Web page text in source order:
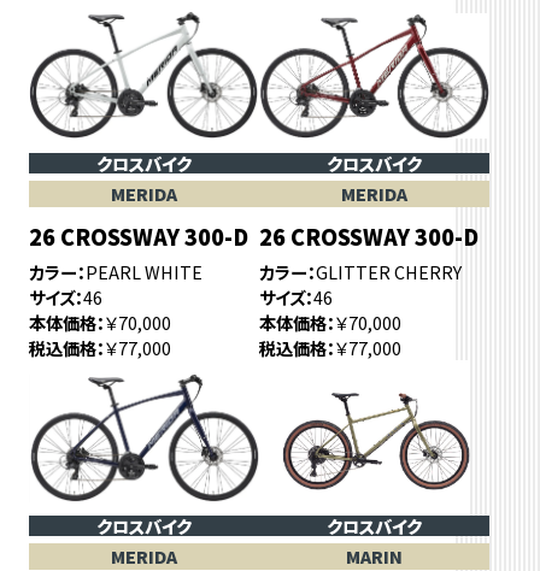
クロスバイク
MERIDA
26 CROSSWAY 300-D
カラー PEARL WHITE
サイズ 46
本体価格 ￥70,000
税込価格 ￥77,000
クロスバイク
MERIDA
26 CROSSWAY 300-D
カラー GLITTER CHERRY
サイズ 46
本体価格 ￥70,000
税込価格 ￥77,000
クロスバイク
MERIDA
クロスバイク
MARIN